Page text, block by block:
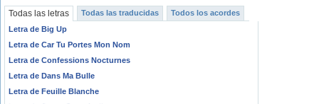
Todas las letras Todas las traducidas
Todos los acordes
Letra de Big Up
Letra de Car Tu Portes Mon Nom
Letra de Confessions Nocturnes
Letra de Dans Ma Bulle
Letra de Feuille Blanche